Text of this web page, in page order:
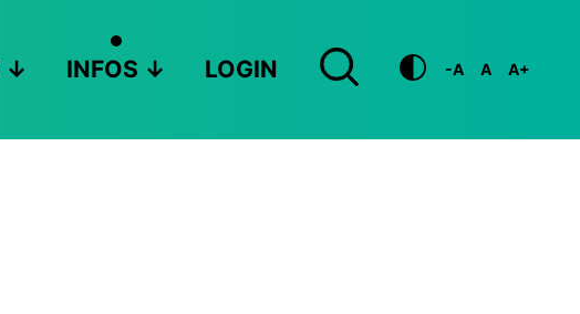
INFOS LOGIN -A A A+